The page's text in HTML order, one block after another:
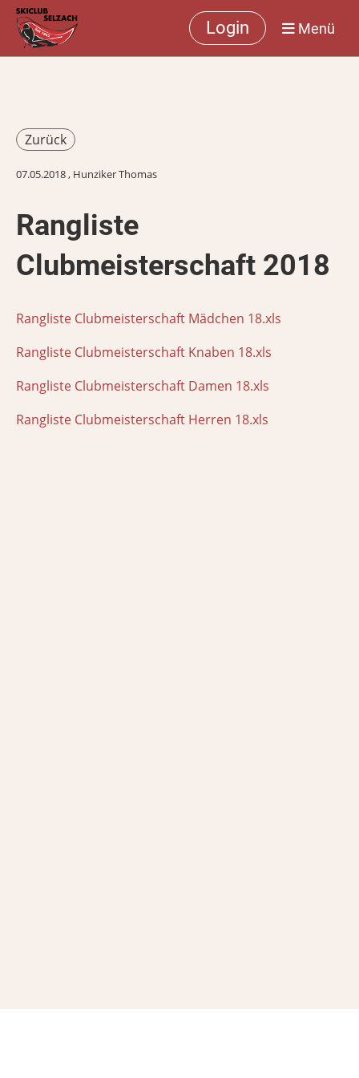
Login Menü
Zurück
07.05.2018, Hunziker Thomas
Rangliste
Clubmeisterschaft 2018
Rangliste Clubmeisterschaft Mädchen 18.xls
Rangliste Clubmeisterschaft Knaben 18.xls
Rangliste Clubmeisterschaft Damen 18.xls
Rangliste Clubmeisterschaft Herren 18.xls